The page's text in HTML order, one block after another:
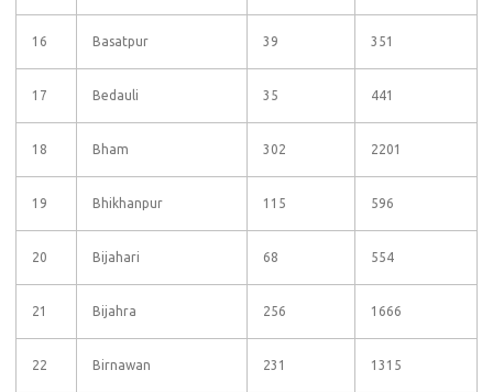
16 Basatpur 39 351
17 Bedauli 35 441
18 Bham 302 2201
19 Bhikhanpur 115 596
20 Bijahari 68 554
21 Bijahra 256 1666
22 Birnawan 231 1315